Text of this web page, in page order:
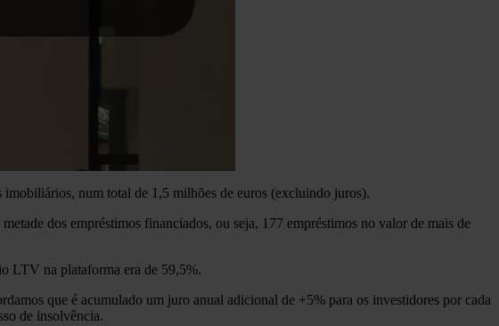
imobiliários, num total de 1,5 milhões de euros (excluindo juros).
dos empréstimos financiados, ou seja, 177 empréstimos no valor de mais de
LTV na plataforma era de 59,5%.
que é acumulado um juro anual adicional de +5% para os investidores por cada
de insolvência.